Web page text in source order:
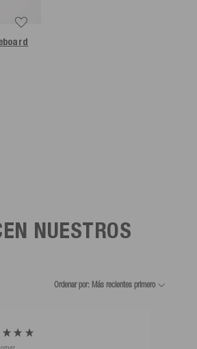
NUESTROS
Ordenar por: Más recientes primero